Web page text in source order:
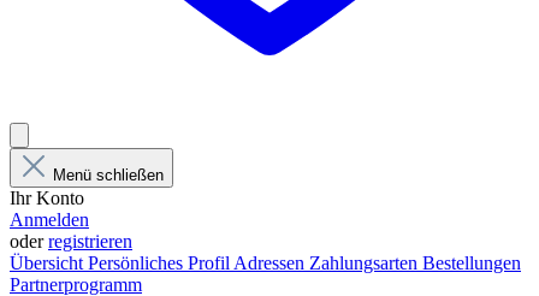
Menü schließen
Ihr Konto
Anmelden
oderregistrieren
Übersicht Persönliches Profil Adressen Zahlungsarten Bestellungen
Partnerprogramm